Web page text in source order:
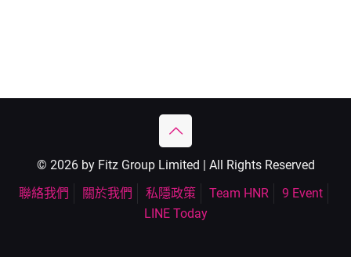
© 2026 by Fitz Group Limited | All Rights Reserved
聯絡我們
關於我們 私隱政策 Team HNR
9 Event
LINE Today